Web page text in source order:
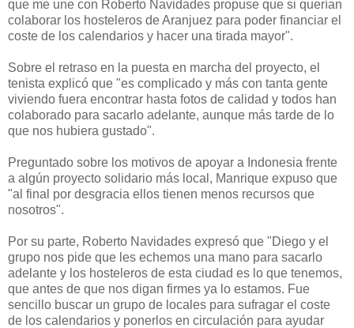
que me une con Roberto Navidades propuse que si querían
colaborar los hosteleros de Aranjuez para poder financiar el
coste de los calendarios y hacer una tirada mayor".
Sobre el retraso en la puesta en marcha del proyecto, el
tenista explicó que "es complicado y más con tanta gente
viviendo fuera encontrar hasta fotos de calidad y todos han
colaborado para sacarlo adelante, aunque más tarde de lo
que nos hubiera gustado".
Preguntado sobre los motivos de apoyar a Indonesia frente
a algún proyecto solidario más local, Manrique expuso que
"al final por desgracia ellos tienen menos recursos que
nosotros".
Por su parte, Roberto Navidades expresó que "Diego y el
grupo nos pide que les echemos una mano para sacarlo
adelante y los hosteleros de esta ciudad es lo que tenemos,
que antes de que nos digan firmes ya lo estamos. Fue
sencillo buscar un grupo de locales para sufragar el coste
de los calendarios y ponerlos en circulación para ayudar